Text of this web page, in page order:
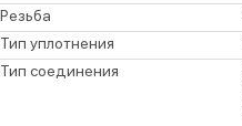
Резьба
Тип уплотнения
Тип соединения